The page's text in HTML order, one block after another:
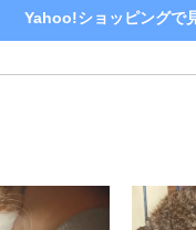
Yahoo!ショッピングで